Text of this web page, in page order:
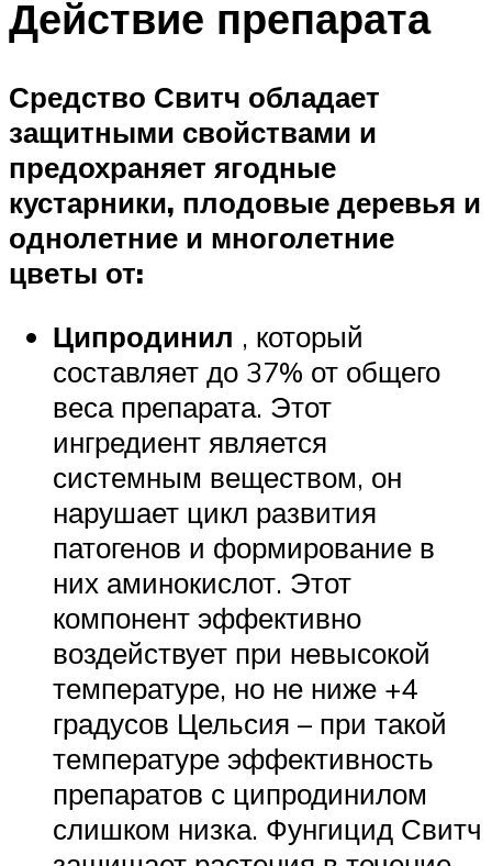
Действие препарата
Средство Свитч обладает
защитными свойствами и
предохраняет ягодные
кустарники, плодовые деревья и
однолетние и многолетние
цветы от:
Ципродинил , который
составляет до 37% от общего
веса препарата. Этот
ингредиент является
системным веществом, он
нарушает цикл развития
патогенов и формирование в
них аминокислот. Этот
компонент эффективно
воздействует при невысокой
температуре, но не ниже +4
градусов Цельсия – при такой
температуре эффективность
препаратов с ципродинилом
слишком низка. Фунгицид Свитч